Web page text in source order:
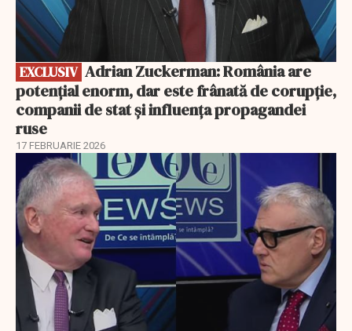
EXCLUSIV
potențial enorm, dar este frânată de corupție,
companii de stat și influența propagandei
ruse
17 FEBRUARIE 2026
EXCLUSIV